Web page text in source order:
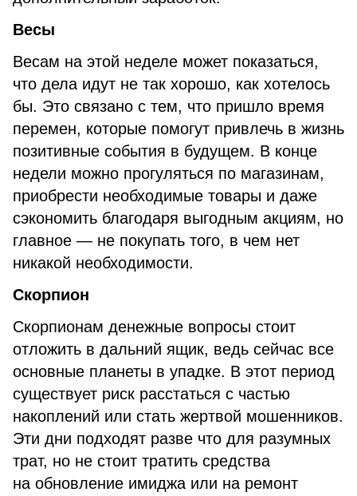
Весы
Весам на этой неделе может показаться,
что дела идут не так хорошо, как хотелось
бы. Это связано с тем, что пришло время
перемен, которые помогут привлечь в жизнь
позитивные события в будущем. В конце
недели можно прогуляться по магазинам,
приобрести необходимые товары и даже
сэкономить благодаря выгодным акциям, но
главное — не покупать того, в чем нет
никакой необходимости.
Скорпион
Скорпионам денежные вопросы стоит
отложить в дальний ящик, ведь сейчас все
основные планеты в упадке. В этот период
существует риск расстаться с частью
накоплений или стать жертвой мошенников.
Эти дни подходят разве что для разумных
трат, но не стоит тратить средства
на обновление имиджа или на ремонт